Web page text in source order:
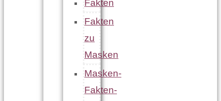
Fakten
Fakten
zu
Masken
Masken-
Fakten-